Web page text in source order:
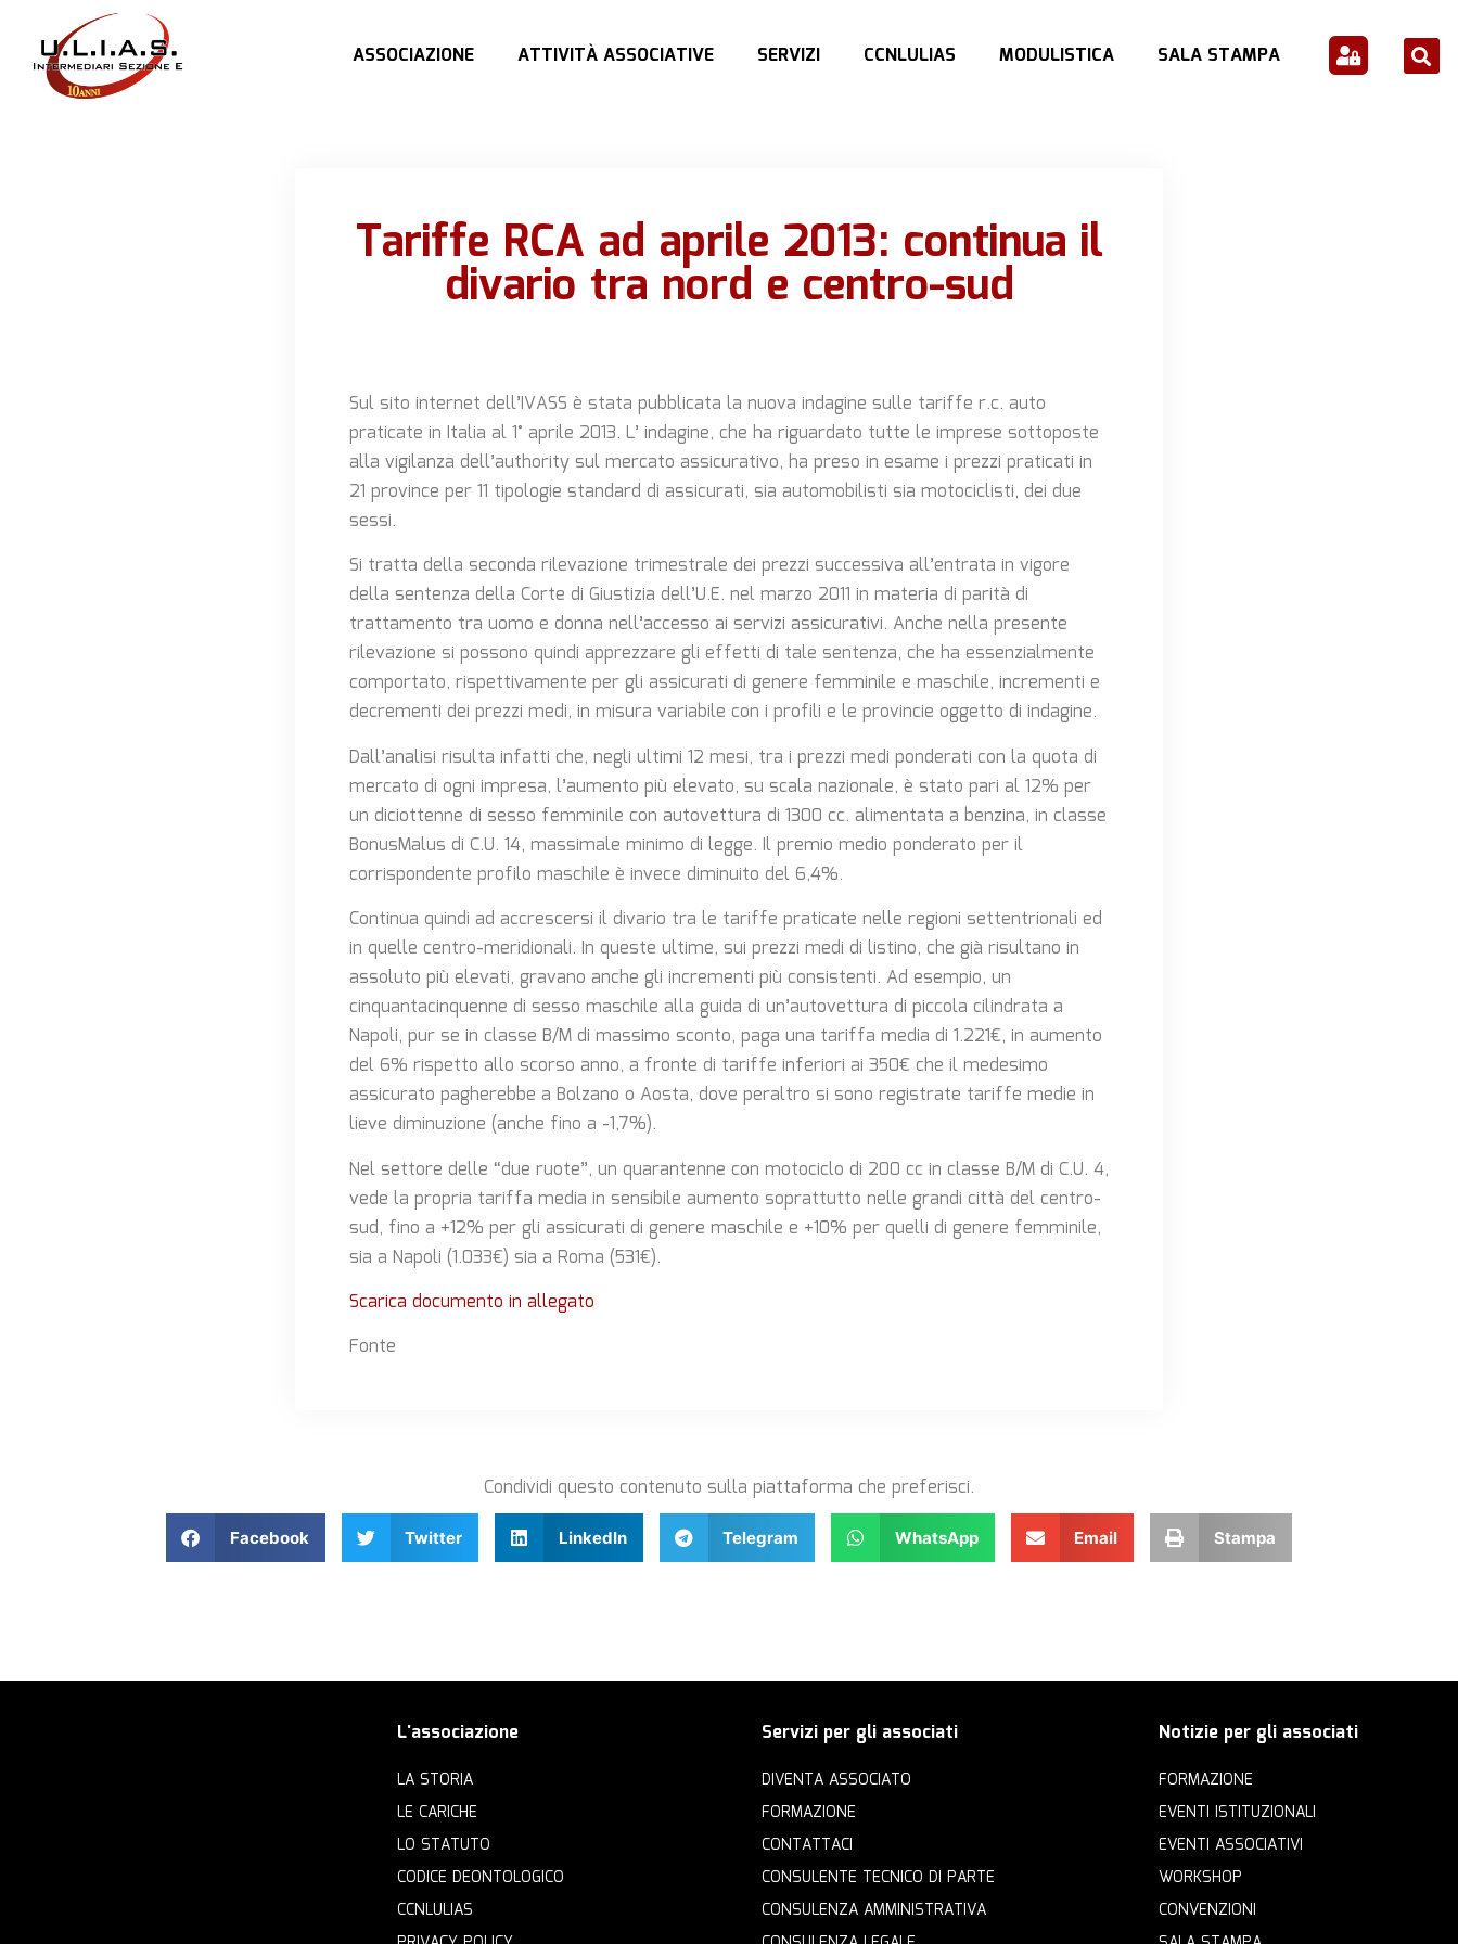
ASSOCIAZIONE ATTIVITÀ ASSOCIATIVE SERVIZI CCNLULIAS MODULISTICA SALA STAMPA
Tariffe RCA ad aprile 2013: continua il
divario tra nord e centro-sud
Sul sito internet dell’IVASS è stata pubblicata la nuova indagine sulle tariffe r.c. auto
praticate in Italia al 1° aprile 2013. L’ indagine, che ha riguardato tutte le imprese sottoposte
alla vigilanza dell’authority sul mercato assicurativo, ha preso in esame i prezzi praticati in
21 province per 11 tipologie standard di assicurati, sia automobilisti sia motociclisti, dei due
sessi.
Si tratta della seconda rilevazione trimestrale dei prezzi successiva all’entrata in vigore
della sentenza della Corte di Giustizia dell’U.E. nel marzo 2011 in materia di parità di
trattamento tra uomo e donna nell’accesso ai servizi assicurativi. Anche nella presente
rilevazione si possono quindi apprezzare gli effetti di tale sentenza, che ha essenzialmente
comportato, rispettivamente per gli assicurati di genere femminile e maschile, incrementi e
decrementi dei prezzi medi, in misura variabile con i profili e le provincie oggetto di indagine.
Dall’analisi risulta infatti che, negli ultimi 12 mesi, tra i prezzi medi ponderati con la quota di
mercato di ogni impresa, l’aumento più elevato, su scala nazionale, è stato pari al 12% per
un diciottenne di sesso femminile con autovettura di 1300 cc. alimentata a benzina, in classe
BonusMalus di C.U. 14, massimale minimo di legge. Il premio medio ponderato per il
corrispondente profilo maschile è invece diminuito del 6,4%.
Continua quindi ad accrescersi il divario tra le tariffe praticate nelle regioni settentrionali ed
in quelle centro-meridionali. In queste ultime, sui prezzi medi di listino, che già risultano in
assoluto più elevati, gravano anche gli incrementi più consistenti. Ad esempio, un
cinquantacinquenne di sesso maschile alla guida di un’autovettura di piccola cilindrata a
Napoli, pur se in classe B/M di massimo sconto, paga una tariffa media di 1.221€, in aumento
del 6% rispetto allo scorso anno, a fronte di tariffe inferiori ai 350€ che il medesimo
assicurato pagherebbe a Bolzano o Aosta, dove peraltro si sono registrate tariffe medie in
lieve diminuzione (anche fino a -1,7%).
Nel settore delle “due ruote”, un quarantenne con motociclo di 200 cc in classe B/M di C.U. 4,
vede la propria tariffa media in sensibile aumento soprattutto nelle grandi città del centro-
sud, fino a +12% per gli assicurati di genere maschile e +10% per quelli di genere femminile,
sia a Napoli (1.033€) sia a Roma (531€).
Scarica documento in allegato
Fonte
Condividi questo contenuto sulla piattaforma che preferisci.
Facebook Twitter LinkedIn Telegram WhatsApp Email Stampa
L'associazione
LA STORIA
LE CARICHE
LO STATUTO
CODICE DEONTOLOGICO
CCNLULIAS
Servizi per gli associati
DIVENTA ASSOCIATO
FORMAZIONE
CONTATTACI
CONSULENTE TECNICO DI PARTE
CONSULENZA AMMINISTRATIVA
Notizie per gli associati
FORMAZIONE
EVENTI ISTITUZIONALI
EVENTI ASSOCIATIVI
WORKSHOP
CONVENZIONI